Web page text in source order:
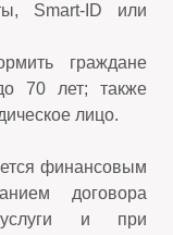
Smart-ID или
граждане
70 лет; также
лицо.
финансовым
договора
услуги и при